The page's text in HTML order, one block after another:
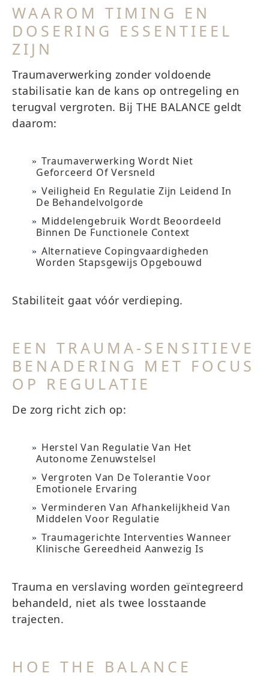
WAAROM TIMING EN
DOSERING ESSENTIEEL
ZIJN
Traumaverwerking zonder voldoende
stabilisatie kan de kans op ontregeling en
terugval vergroten. Bij THE BALANCE geldt
daarom:
Traumaverwerking Wordt Niet
Geforceerd Of Versneld
Veiligheid En Regulatie Zijn Leidend In
De Behandelvolgorde
Middelengebruik Wordt Beoordeeld
Binnen De Functionele Context
Alternatieve Copingvaardigheden
Worden Stapsgewijs Opgebouwd
Stabiliteit gaat vóór verdieping.
EEN TRAUMA-SENSITIEVE
BENADERING MET FOCUS
OP REGULATIE
De zorg richt zich op:
Herstel Van Regulatie Van Het
Autonome Zenuwstelsel
Vergroten Van De Tolerantie Voor
Emotionele Ervaring
Verminderen Van Afhankelijkheid Van
Middelen Voor Regulatie
Traumagerichte Interventies Wanneer
Klinische Gereedheid Aanwezig Is
Trauma en verslaving worden geïntegreerd
behandeld, niet als twee losstaande
trajecten.
HOE THE BALANCE